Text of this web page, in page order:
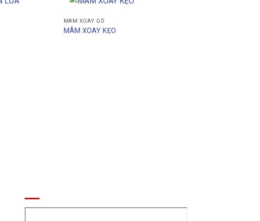
MÂM XOAY GỖ
MÂM XOAY KẸO